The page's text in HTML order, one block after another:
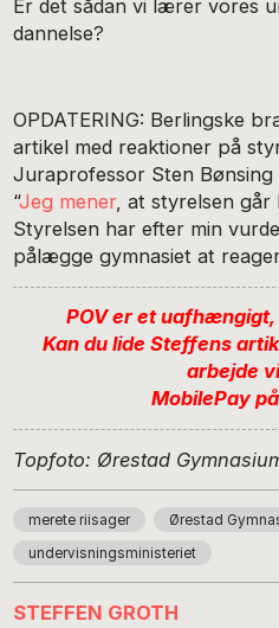
Er det sådan vi lærer vores
dannelse?
OPDATERING: Berlingske
artikel med reaktioner på
Juraprofessor Sten Bønsing
“Jeg mener, at styrelsen går
Styrelsen har efter min
pålægge gymnasiet at
POV er et
Kan du lide Steffens
arbejde
MobilePay
Topfoto: Ørestad
merete riisager Ørestad
undervisningsministeriet
STEFFEN GROTH